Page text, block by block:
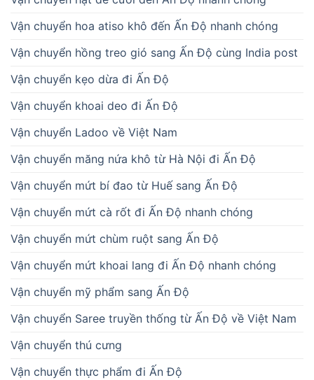
Vận chuyển hoa atiso khô đến Ấn Độ nhanh chóng
Vận chuyển hồng treo gió sang Ấn Độ cùng India post
Vận chuyển kẹo dừa đi Ấn Độ
Vận chuyển khoai deo đi Ấn Độ
Vận chuyển Ladoo về Việt Nam
Vận chuyển măng nứa khô từ Hà Nội đi Ấn Độ
Vận chuyển mứt bí đao từ Huế sang Ấn Độ
Vận chuyển mứt cà rốt đi Ấn Độ nhanh chóng
Vận chuyển mứt chùm ruột sang Ấn Độ
Vận chuyển mứt khoai lang đi Ấn Độ nhanh chóng
Vận chuyển mỹ phẩm sang Ấn Độ
Vận chuyển Saree truyền thống từ Ấn Độ về Việt Nam
Vận chuyển thú cưng
Vận chuyển thực phẩm đi Ấn Độ